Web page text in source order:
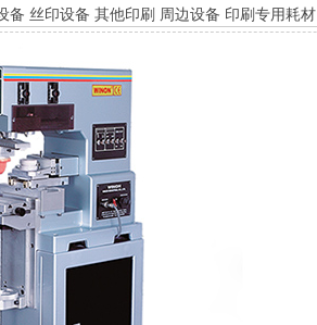
备 丝印设备 其他印刷 周边设备 印刷专用耗材